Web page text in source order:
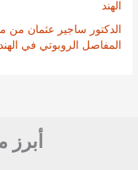
الهند
الدكتور ساجير عثمان من
المفاصل الروبوتي في